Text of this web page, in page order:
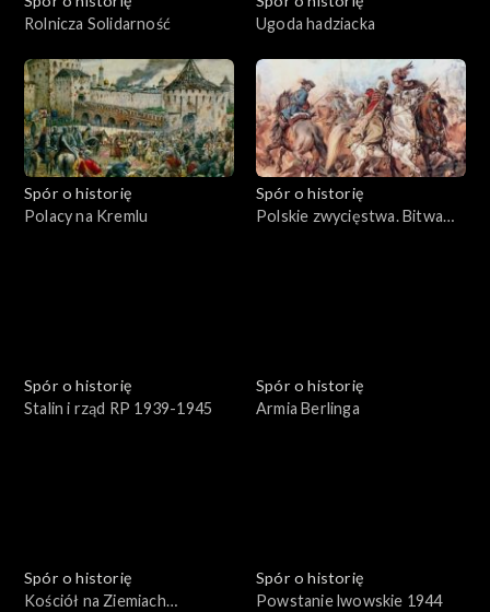
Rolnicza Solidarność
Ugoda hadziacka
Spór o historię
Polacy na Kremlu
Spór o historię
Polskie zwycięstwa. Bitwa
Spór o historię
Stalin i rząd RP 1939-1945
Spór o historię
Armia Berlinga
Spór o historię
Kościół na Ziemiach
Spór o historię
Powstanie lwowskie 1944